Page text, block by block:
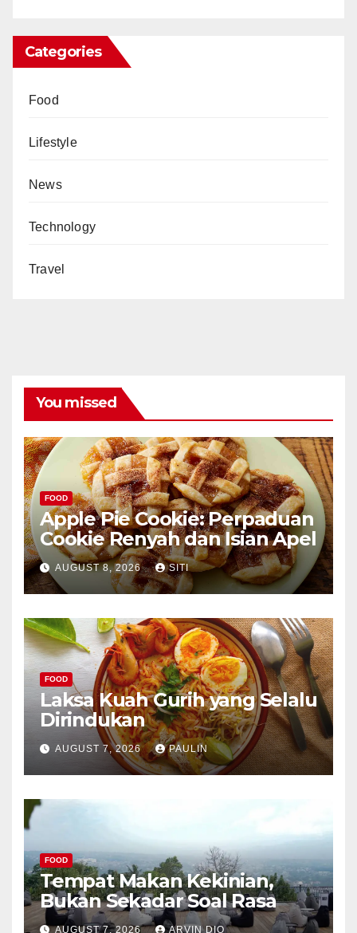
Categories
Food
Lifestyle
News
Technology
Travel
You missed
FOOD
Apple Pie Cookie: Perpaduan
Cookie Renyah dan Isian Apel
AUGUST 8, 2026 SITI
FOOD
Laksa Kuah Gurih yang Selalu
Dirindukan
AUGUST 7, 2026 PAULIN
FOOD
Tempat Makan Kekinian,
Bukan Sekadar Soal Rasa
AUGUST 7, 2026 ARVIN DIO